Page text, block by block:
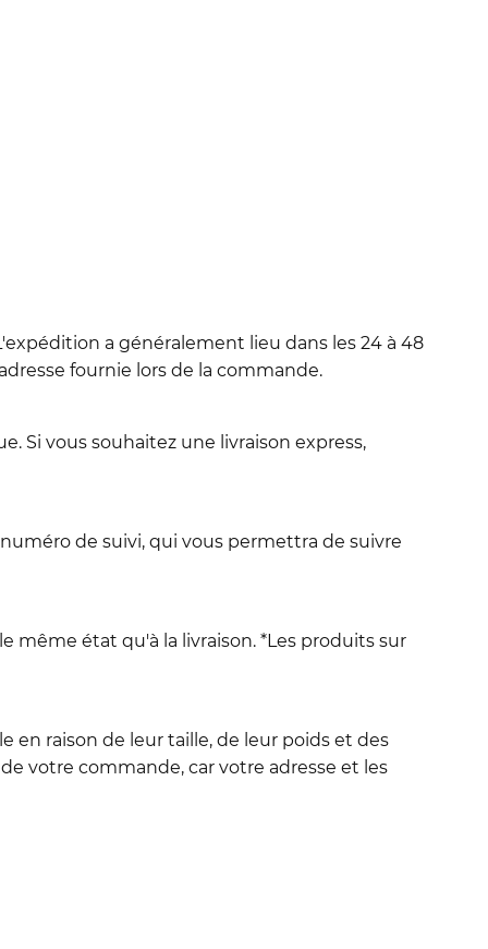
a généralement lieu dans les 24 à 48
fournie lors de la commande.
Si vous souhaitez une livraison express,
de suivi, qui vous permettra de suivre
même état qu'à la livraison. *Les produits sur
en raison de leur taille, de leur poids et des
votre commande, car votre adresse et les